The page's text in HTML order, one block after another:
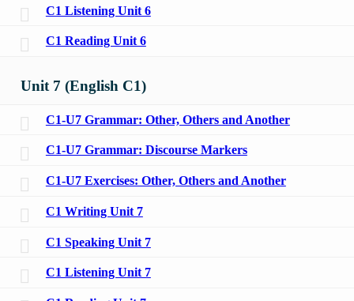
C1 Listening Unit 6
C1 Reading Unit 6
Unit 7 (English C1)
C1-U7 Grammar: Other, Others and Another
C1-U7 Grammar: Discourse Markers
C1-U7 Exercises: Other, Others and Another
C1 Writing Unit 7
C1 Speaking Unit 7
C1 Listening Unit 7